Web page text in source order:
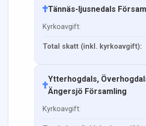
Tännäs-ljusnedals
Kyrkoavgift:
Total skatt (inkl. kyrkoavgift):
Ytterhogdals,
Ängersjö Församling
Kyrkoavgift: